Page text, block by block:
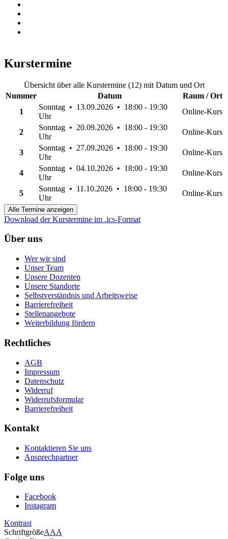
Kurstermine
Übersicht über alle Kurstermine (12) mit Datum und Ort
Nummer
Datum
Raum / Ort
1
Sonntag • 13.09.2026 • 18:00 - 19:30
Uhr
Online-Kurs
2
Sonntag • 20.09.2026 • 18:00 - 19:30
Uhr
Online-Kurs
3
Sonntag • 27.09.2026 • 18:00 - 19:30
Uhr
Online-Kurs
4
Sonntag • 04.10.2026 • 18:00 - 19:30
Uhr
Online-Kurs
5
Sonntag • 11.10.2026 • 18:00 - 19:30
Uhr
Online-Kurs
Alle Termine anzeigen
Download der Kurstermine im .ics-Format
Über uns
Wer wir sind
Unser Team
Unsere Dozenten
Unsere Standorte
Selbstverständnis und Arbeitsweise
Barrierefreiheit
Stellenangebote
Weiterbildung fördern
Rechtliches
AGB
Impressum
Datenschutz
Widerruf
Widerrufsformular
Barrierefreiheit
Kontakt
Kontaktieren Sie uns
Ansprechpartner
Folge uns
Facebook
Instagram
Kontrast
SchriftgrößeAAA